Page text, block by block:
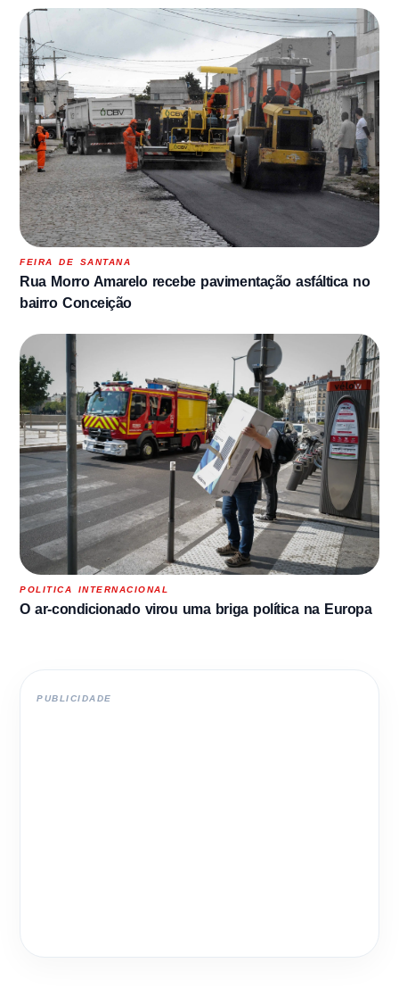
FEIRA DE SANTANA
Rua Morro Amarelo recebe pavimentação asfáltica no
bairro Conceição
POLITICA INTERNACIONAL
O ar-condicionado virou uma briga política na Europa
PUBLICIDADE